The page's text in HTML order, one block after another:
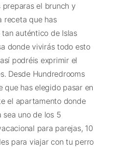
el brunch y
receta que has
auténtico de Islas
donde vivirás todo esto
podréis exprimir el
Desde Hundredrooms
que has elegido pasar en
el apartamento donde
sea uno de los 5
para parejas, 10
para viajar con tu perro